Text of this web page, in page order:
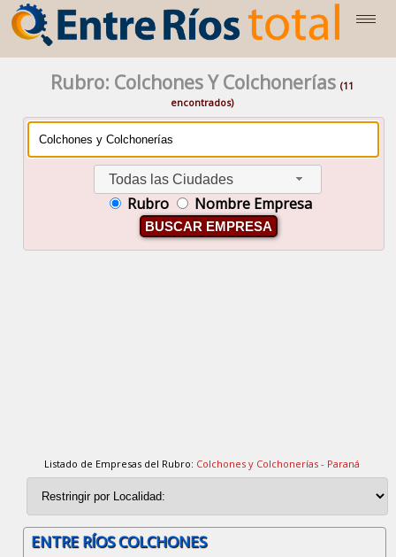
Rubro: Colchones Y Colchonerías (11
encontrados)
Todas las Ciudades
Rubro Nombre Empresa
BUSCAR EMPRESA
Listado de Empresas del Rubro: Colchones y Colchonerías - Paraná
ENTRE RÍOS COLCHONES